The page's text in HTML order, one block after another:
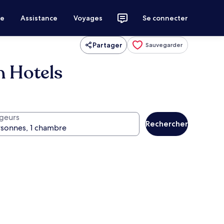
Assistance Voyages Se connecter
Partager Sauvegarder
Hotels
Rechercher